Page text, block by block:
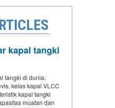
kapal tangki
tangki di dunia:
kelas kapal VLCC
kapal tangki
muatan dan